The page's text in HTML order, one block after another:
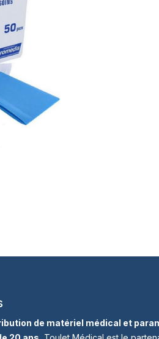
de matériel médical et